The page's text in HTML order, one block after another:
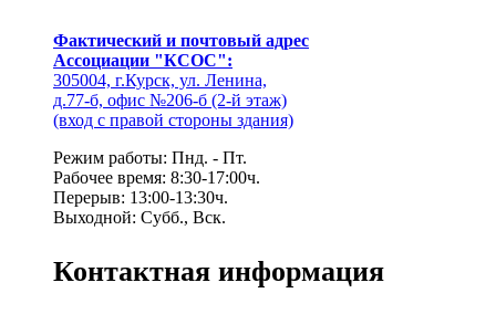
Фактический и почтовый адрес
Ассоциации "КСОС":
305004, г.Курск, ул. Ленина,
д.77-б, офис №206-б (2-й этаж)
(вход с правой стороны здания)
Режим работы: Пнд. - Пт.
Рабочее время: 8:30-17:00ч.
Перерыв: 13:00-13:30ч.
Выходной: Субб., Вск.
Контактная информация